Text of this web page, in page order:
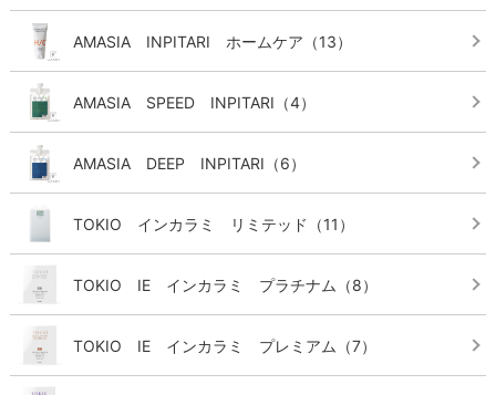
AMASIA INPITARI ホームケア （13）
AMASIA SPEED INPITARI （4）
AMASIA DEEP INPITARI （6）
TOKIO インカラミ リミテッド （11）
TOKIO IE インカラミ プラチナム （8）
TOKIO IE インカラミ プレミアム （7）